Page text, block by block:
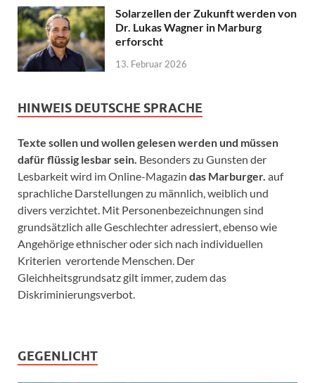
Solarzellen der Zukunft werden von
Dr. Lukas Wagner in Marburg
erforscht
13. Februar 2026
HINWEIS DEUTSCHE SPRACHE
Texte sollen und wollen gelesen werden und müssen
dafür flüssig lesbar sein. Besonders zu Gunsten der
Lesbarkeit wird im Online-Magazin das Marburger. auf
sprachliche Darstellungen zu männlich, weiblich und
divers verzichtet. Mit Personenbezeichnungen sind
grundsätzlich alle Geschlechter adressiert, ebenso wie
Angehörige ethnischer oder sich nach individuellen
Kriterien verortende Menschen. Der
Gleichheitsgrundsatz gilt immer, zudem das
Diskriminierungsverbot.
GEGENLICHT